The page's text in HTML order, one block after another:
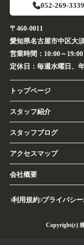
052-269-3339
〒460-0011
愛知県名古屋市中区大
営業時間： 10:00～19:00
定休日： 毎週水曜日、
トップページ
スタッフ紹介
スタッフブログ
アクセスマップ
会社概要
利用規約 プライバシ
Copyright(c)